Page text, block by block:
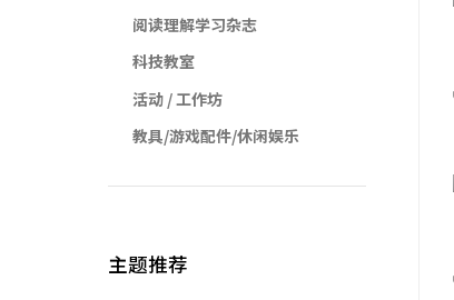
阅读理解学习杂志
科技教室
活动 / 工作坊
教具/游戏配件/休闲娱乐
主题推荐